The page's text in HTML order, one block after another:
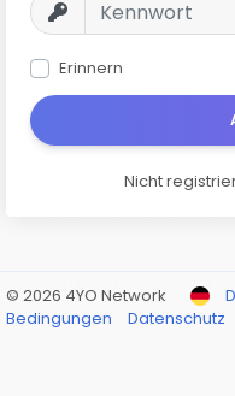
Erinnern
Nicht
© 2026 4YO Network
Bedingungen
Datenschutz